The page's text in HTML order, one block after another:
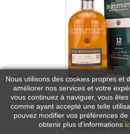
Summum Rhum 12
Finished Malt Whisky
Nous utilisons des cookies propres et
améliorer nos services et votre
vous continuez à naviguer, vous
comme ayant accepté une telle
pouvez modifier vos préférences de
obtenir plus d'informations